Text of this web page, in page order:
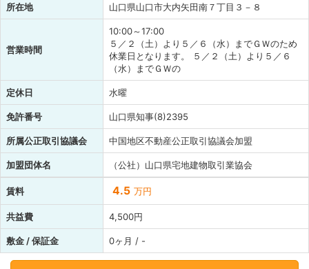
所在地 山口県山口市大内矢田南７丁目３－８
営業時間
10:00～17:00
５／２（土）より５／６（水）までＧＷのため
休業日となります。 ５／２（土）より５／６
（水）までＧＷの
定休日 水曜
免許番号 山口県知事(8)2395
所属公正取引協議会 中国地区不動産公正取引協議会加盟
加盟団体名 （公社）山口県宅地建物取引業協会
賃料 4.5 万円
共益費 4,500円
敷金 / 保証金 0ヶ月 / -